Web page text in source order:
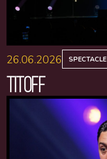
26.06.2026 SPECTACLE
TITOFF